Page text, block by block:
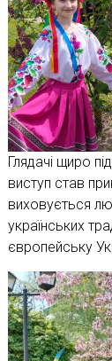
Глядачі щиро
виступ став
виховується
українських
європейську